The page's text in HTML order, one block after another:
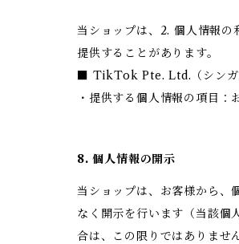
当ショップは、2. 個人情報
提供することがあります。
■ TikTok Pte. Ltd.（シンガ
・提供する個人情報の項目
8. 個人情報の開示
当ショップは、お客様から、
なく開示を行います（当該個
合は、この限りではありませ